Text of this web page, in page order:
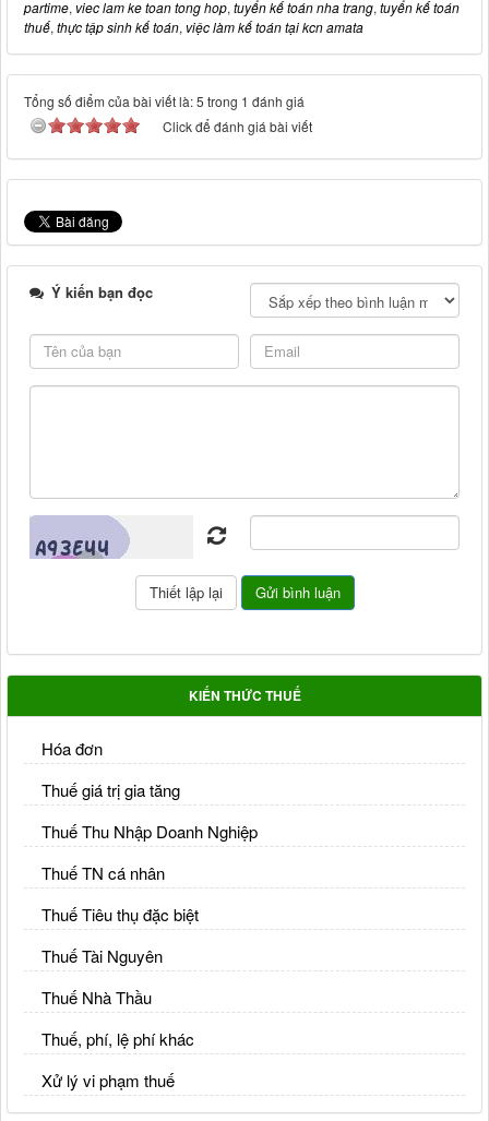
partime, viec lam ke toan tong hop, tuyển kế toán nha trang, tuyển kế toán
thuế, thực tập sinh kế toán, việc làm kế toán tại kcn amata
Tổng số điểm của bài viết là: 5 trong 1 đánh giá
Click để đánh giá bài viết
Ý kiến bạn đọc
KIẾN THỨC THUẾ
Hóa đơn
Thuế giá trị gia tăng
Thuế Thu Nhập Doanh Nghiệp
Thuế TN cá nhân
Thuế Tiêu thụ đặc biệt
Thuế Tài Nguyên
Thuế Nhà Thầu
Thuế, phí, lệ phí khác
Xử lý vi phạm thuế